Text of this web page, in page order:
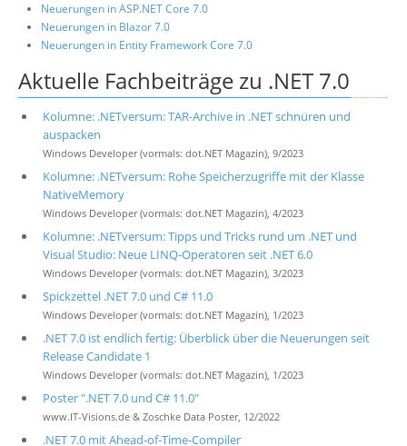
Neuerungen in ASP.NET Core 7.0
Neuerungen in Blazor 7.0
Neuerungen in Entity Framework Core 7.0
Aktuelle Fachbeiträge zu .NET 7.0
Kolumne: .NETversum: TAR-Archive in .NET schnüren und
auspacken
Windows Developer (vormals: dot.NET Magazin), 9/2023
Kolumne: .NETversum: Rohe Speicherzugriffe mit der Klasse
NativeMemory
Windows Developer (vormals: dot.NET Magazin), 4/2023
Kolumne: .NETversum: Tipps und Tricks rund um .NET und
Visual Studio: Neue LINQ-Operatoren seit .NET 6.0
Windows Developer (vormals: dot.NET Magazin), 3/2023
Spickzettel .NET 7.0 und C# 11.0
Windows Developer (vormals: dot.NET Magazin), 1/2023
.NET 7.0 ist endlich fertig: Überblick über die Neuerungen seit
Release Candidate 1
Windows Developer (vormals: dot.NET Magazin), 1/2023
Poster ".NET 7.0 und C# 11.0"
www.IT-Visions.de & Zoschke Data Poster, 12/2022
.NET 7.0 mit Ahead-of-Time-Compiler